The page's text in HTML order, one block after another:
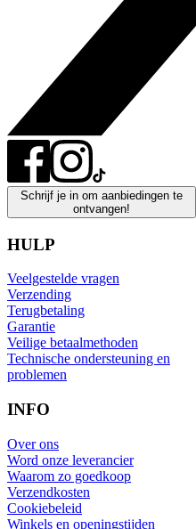
Schrijf je in om aanbiedingen te
ontvangen!
HULP
Veelgestelde vragen
Verzending
Terugbetaling
Garantie
Veilige betaalmethoden
Technische ondersteuning en
problemen
INFO
Over ons
Word onze leverancier
Waarom zo goedkoop
Verzendkosten
Cookiebeleid
Winkels en openingstijden